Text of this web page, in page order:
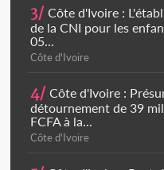
3/ Côte d'Ivoire :
de la CNI pour les
05...
Côte d'Ivoire
4/ Côte d'Ivoire :
détournement de 39
FCFA à la...
Côte d'Ivoire